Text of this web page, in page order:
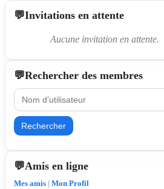
Invitations en attente
Aucune invitation en attente.
Rechercher des membres
Rechercher
Amis en ligne
Mes amis | Mon Profil